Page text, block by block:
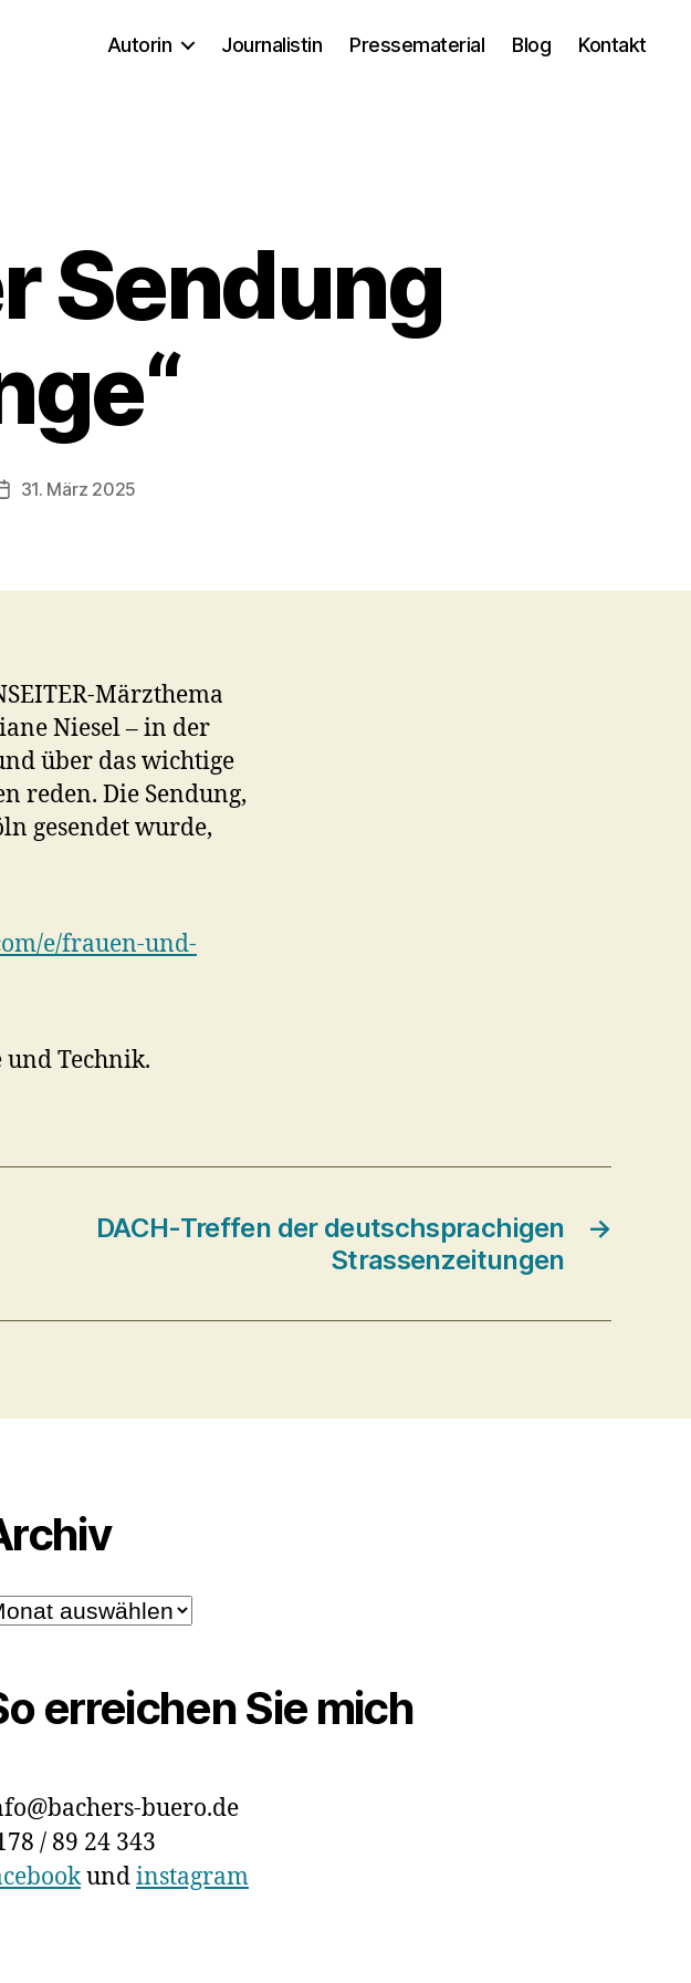
Autorin Journalistin Pressematerial Blog Kontakt
Sendung
Veröffentlichungsdatum
31. März 2025
Märzthema
Niesel – in der
über das wichtige
reden. Die Sendung,
gesendet wurde,
e/frauen-und-
Technik.
→
DACH-Treffen der deutschsprachigen
Strassenzeitungen
erreichen Sie mich
buero.de
/ 89 24 343
undinstagram